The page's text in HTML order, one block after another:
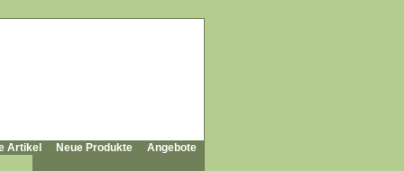
Artikel Neue Produkte Angebote